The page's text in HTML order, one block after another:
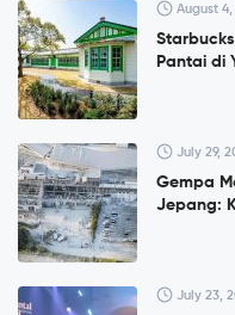
August
Pantai di
July 29,
Gempa
Jepang:
July 23,